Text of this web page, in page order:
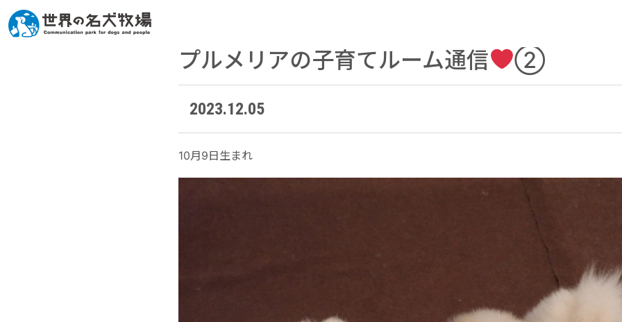
プルメリアの子育てルーム通信 ②
2023.12.05
10月9日生まれ